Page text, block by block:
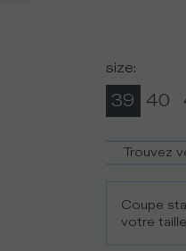
size:
39 40
Trouvez
Coupe
votre